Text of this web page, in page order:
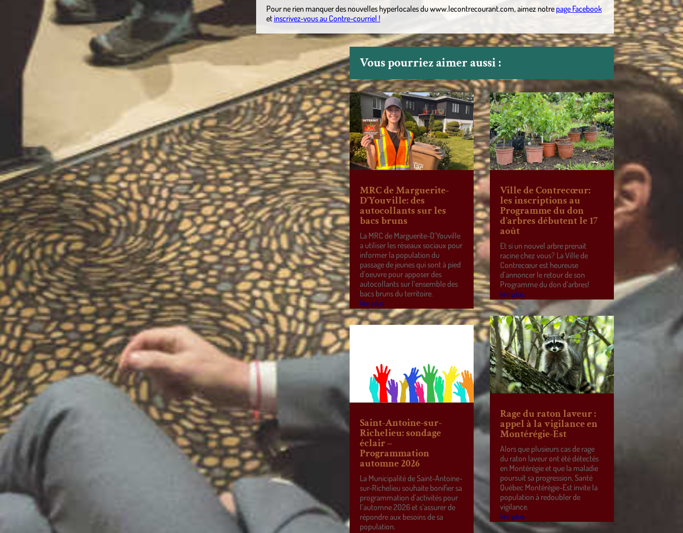
Pour ne rien manquer des nouvelles hyperlocalesduwww.lecontrecourant.com,aimez notre page Facebook
etinscrivez-vous au Contre-courriel !
Vous pourriez aimer aussi :
MRC de Marguerite-
D’Youville: des
autocollants sur les
bacs bruns
La MRC de Marguerite-D’Youville
a utiliser les réseaux sociaux pour
informer la population du
passage de jeunes qui sont à pied
d’oeuvre pour apposer des
autocollants sur l’ensemble des
bacs bruns du territoire.
lire plus
Saint-Antoine-sur-
Richelieu: sondage
éclair –
Programmation
automne 2026
La Municipalité de Saint-Antoine-
sur-Richelieu souhaite bonifier sa
programmation d’activités pour
l’automne 2026 et s’assurer de
répondre aux besoins de sa
population.
Ville de Contrecœur:
les inscriptions au
Programme du don
d’arbres débutent le 17
août
Et si un nouvel arbre prenait
racine chez vous? La Ville de
Contrecœur est heureuse
d’annoncer le retour de son
Programme du don d’arbres!
lire plus
Rage du raton laveur :
appel à la vigilance en
Montérégie-Est
Alors que plusieurs cas de rage
du raton laveur ont été détectés
en Montérégie et que la maladie
poursuit sa progression, Santé
Québec Montérégie-Est invite la
population à redoubler de
vigilance.
lire plus